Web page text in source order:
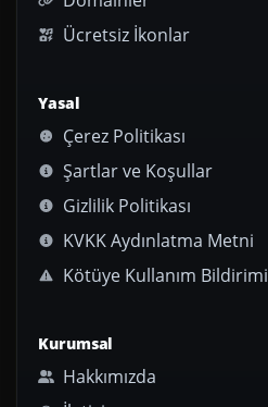
Ücretsiz İkonlar
Yasal
Çerez Politikası
Şartlar ve Koşullar
Gizlilik Politikası
KVKK Aydınlatma Metni
Kötüye Kullanım Bildirimi
Kurumsal
Hakkımızda